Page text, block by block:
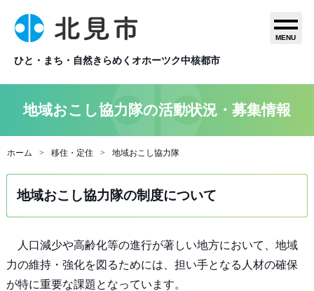
ひと・まち・自然きらめくオホーツク中核都市
MENU
地域おこし協力隊の活動状況・募集情報
ホーム 移住・定住 地域おこし協力隊
地域おこし協力隊の制度について
人口減少や高齢化等の進行が著しい地方において、地域
力の維持・強化を図るためには、担い手となる人材の確保
が特に重要な課題となっています。